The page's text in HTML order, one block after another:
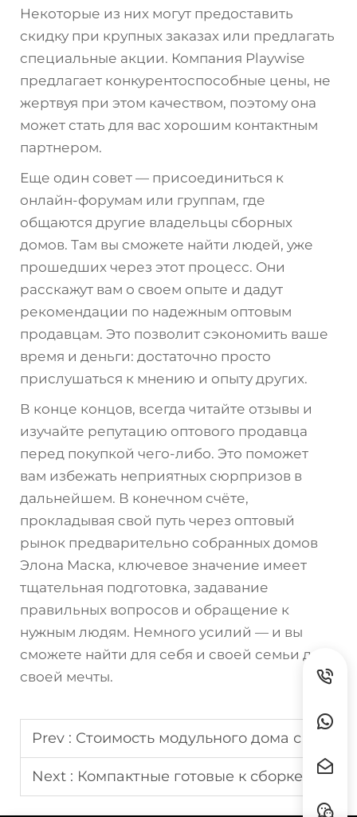
Некоторые из них могут предоставить
скидку при крупных заказах или предлагать
специальные акции. Компания Playwise
предлагает конкурентоспособные цены, не
жертвуя при этом качеством, поэтому она
может стать для вас хорошим контактным
партнером.
Еще один совет — присоединиться к
онлайн-форумам или группам, где
общаются другие владельцы сборных
домов. Там вы сможете найти людей, уже
прошедших через этот процесс. Они
расскажут вам о своем опыте и дадут
рекомендации по надежным оптовым
продавцам. Это позволит сэкономить ваше
время и деньги: достаточно просто
прислушаться к мнению и опыту других.
В конце концов, всегда читайте отзывы и
изучайте репутацию оптового продавца
перед покупкой чего-либо. Это поможет
вам избежать неприятных сюрпризов в
дальнейшем. В конечном счёте,
прокладывая свой путь через оптовый
рынок предварительно собранных домов
Элона Маска, ключевое значение имеет
тщательная подготовка, задавание
правильных вопросов и обращение к
нужным людям. Немного усилий — и вы
сможете найти для себя и своей семьи дом
своей мечты.
Prev : Стоимость модульного дома с тремя спальнями
Next : Компактные готовые к сборке дома